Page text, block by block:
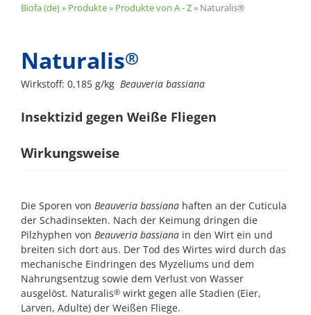
Biofa (de)» Produkte» Produkte von A - Z» Naturalis®
Naturalis®
Wirkstoff: 0,185 g/kg Beauveria bassiana
Insektizid gegen Weiße Fliegen
Wirkungsweise
Die Sporen von Beauveria bassianahaften an der Cuticula
der Schadinsekten. Nach der Keimung dringen die
Pilzhyphen von Beauveria bassianain den Wirt ein und
breiten sich dort aus. Der Tod des Wirtes wird durch das
mechanische Eindringen des Myzeliums und dem
Nahrungsentzug sowie dem Verlust von Wasser
ausgelöst. Naturalis®wirkt gegen alle Stadien (Eier,
Larven, Adulte) der Weißen Fliege.